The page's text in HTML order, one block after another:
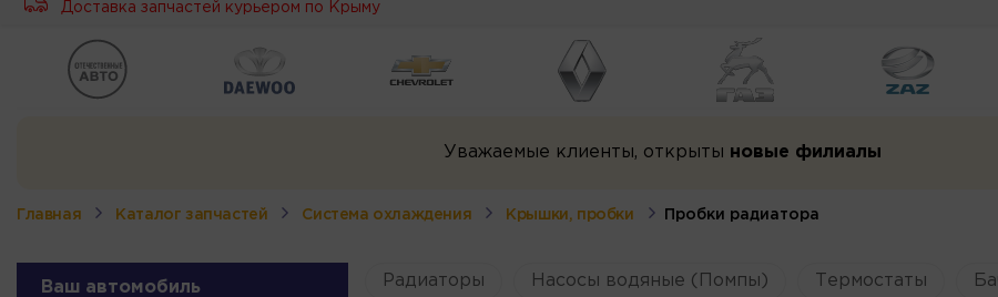
Доставка запчастей курьером по Крыму
Уважаемые клиенты, открыты новые филиалы
Главная Каталог запчастей Система охлаждения Крышки, пробки Пробки радиатора
Ваш автомобиль Радиаторы Насосы водяные (Помпы) Термостаты